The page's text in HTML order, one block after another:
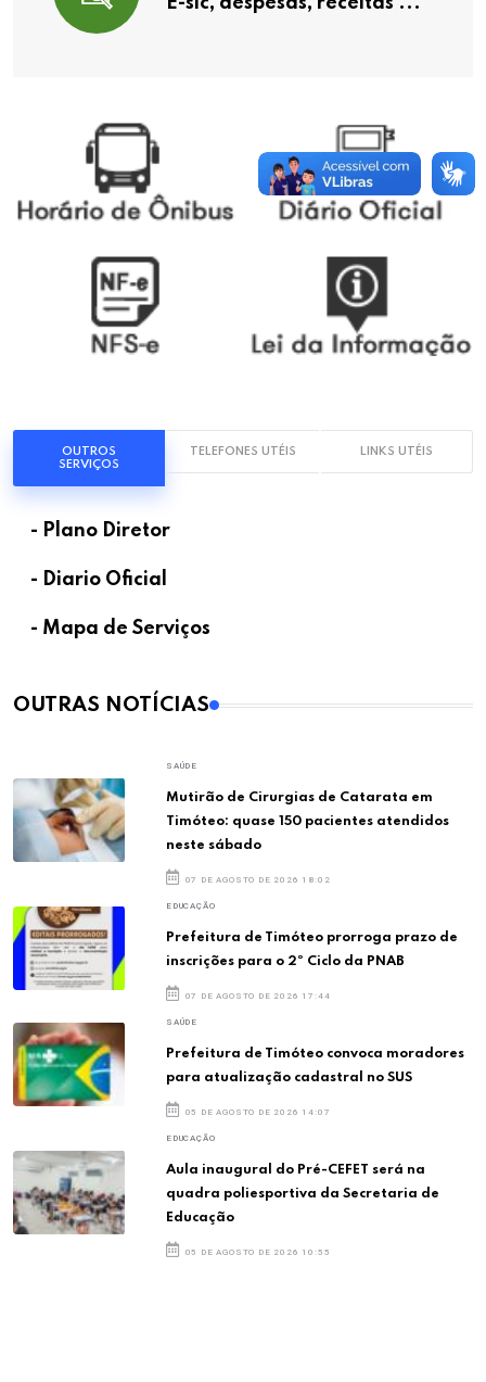
OUTROS
SERVIÇOS
TELEFONES UTÉIS LINKS UTÉIS
- Plano Diretor
- Diario Oficial
- Mapa de Serviços
OUTRAS NOTÍCIAS
SAÚDE
Mutirão de Cirurgias de Catarata em
Timóteo: quase 150 pacientes atendidos
neste sábado
07 DE AGOSTO DE 2026 18:02
EDUCAÇÃO
Prefeitura de Timóteo prorroga prazo de
inscrições para o 2º Ciclo da PNAB
07 DE AGOSTO DE 2026 17:44
SAÚDE
Prefeitura de Timóteo convoca moradores
para atualização cadastral no SUS
05 DE AGOSTO DE 2026 14:07
EDUCAÇÃO
Aula inaugural do Pré-CEFET será na
quadra poliesportiva da Secretaria de
Educação
05 DE AGOSTO DE 2026 10:55